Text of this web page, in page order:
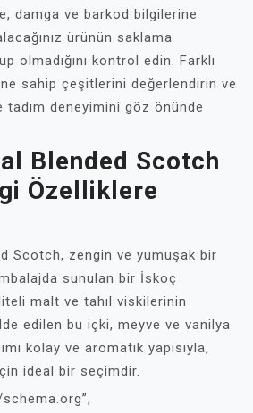
damga ve barkod bilgilerine
ürünün saklama
olmadığını kontrol edin. Farklı
sahip çeşitlerini değerlendirin ve
tadım deneyimini göz önünde
Blended Scotch
Özelliklere
Scotch, zengin ve yumuşak bir
sunulan bir İskoç
malt ve tahıl viskilerinin
edilen bu içki, meyve ve vanilya
kolay ve aromatik yapısıyla,
ideal bir seçimdir.